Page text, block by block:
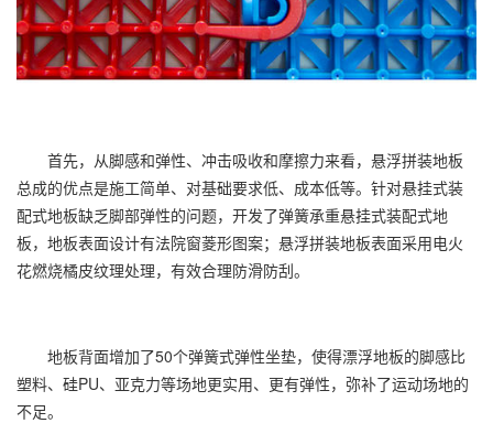
首先，从脚感和弹性、冲击吸收和摩擦力来看，悬浮拼装地板
总成的优点是施工简单、对基础要求低、成本低等。针对悬挂式装
配式地板缺乏脚部弹性的问题，开发了弹簧承重悬挂式装配式地
板，地板表面设计有法院窗菱形图案；悬浮拼装地板表面采用电火
花燃烧橘皮纹理处理，有效合理防滑防刮。
地板背面增加了50个弹簧式弹性坐垫，使得漂浮地板的脚感比
塑料、硅PU、亚克力等场地更实用、更有弹性，弥补了运动场地的
不足。